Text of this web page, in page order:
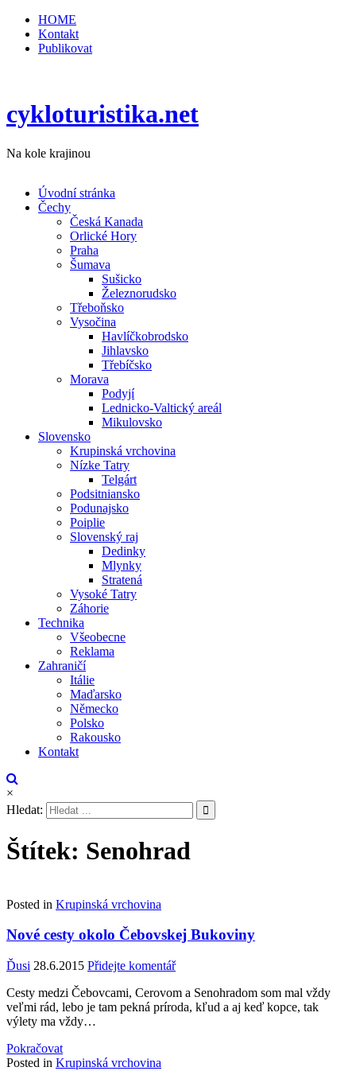
HOME
Kontakt
Publikovat
cykloturistika.net
Na kole krajinou
Úvodní stránka
Čechy
Česká Kanada
Orlické Hory
Praha
Šumava
Sušicko
Železnorudsko
Třeboňsko
Vysočina
Havlíčkobrodsko
Jihlavsko
Třebíčsko
Morava
Podyjí
Lednicko-Valtický areál
Mikulovsko
Slovensko
Krupinská vrchovina
Nízke Tatry
Telgárt
Podsitniansko
Podunajsko
Poiplie
Slovenský raj
Dedinky
Mlynky
Stratená
Vysoké Tatry
Záhorie
Technika
Všeobecne
Reklama
Zahraničí
Itálie
Maďarsko
Německo
Polsko
Rakousko
Kontakt
×
Hledat:
Štítek: Senohrad
Posted in Krupinská vrchovina
Nové cesty okolo Čebovskej Bukoviny
Ďusi 28.6.2015 Přidejte komentář
Cesty medzi Čebovcami, Cerovom a Senohradom som mal vždy
veľmi rád, lebo je tam pekná príroda, kľud a aj keď kopce, tak
výlety ma vždy…
Pokračovat
Posted in Krupinská vrchovina